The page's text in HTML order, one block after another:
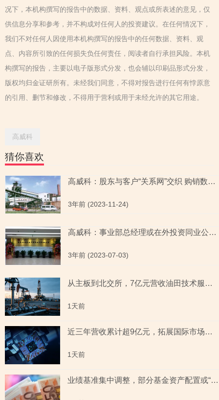
况下，本机构撰写的报告中的数据、资料、观点或所表述的意见，仅
供信息分享和参考，并不构成对任何人的投资建议。在任何情况下，
我们不对任何人因使用本机构撰写的报告中的任何数据、资料、观
点、内容所引致的任何损失负任何责任，阅读者自行承担风险。本机
构撰写的报告，主要以电子版形式分发，也会辅以印刷品形式分发，
版权均归金证研所有。未经我们同意，不得对报告进行任何有悖原意
的引用、删节和修改，不得用于营利或用于未经允许的其它用途。
高威科
猜你喜欢
高威科：股东与客户“关系网”交织 购销数据对垒拷问信披质量
3年前 (2023-11-24)
高威科：事业部总经理或在外投资同业公司 实控人亲属持股企业贡献千万元收入
3年前 (2023-07-03)
从主板到北交所，7亿元营收油田技术服务商两次撤单，募投项目必要性与核心技术竞争力遭“拷问”
1天前
近三年营收累计超9亿元，拓展国际市场背后外销收入合计六百余万元，辅导期间参与高校牵头的重点研发项目，大客户股东或与该高校人员“同名”
1天前
业绩基准集中调整，部分基金资产配置或“偏离”基准，最近一年末基金经理自持份额回落